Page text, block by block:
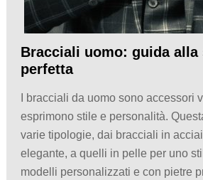
Bracciali uomo: guida alla
perfetta
I bracciali da uomo sono accessori
esprimono stile e personalità.
varie tipologie, dai bracciali in
elegante, a quelli in pelle per uno
modelli personalizzati e con pietre